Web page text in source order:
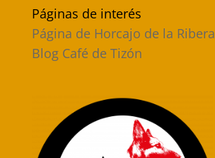
Páginas de interés
Página de Horcajo de la Ribera
Blog Café de Tizón